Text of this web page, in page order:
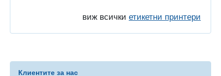
виж всички етикетни принтери
Клиентите за нас